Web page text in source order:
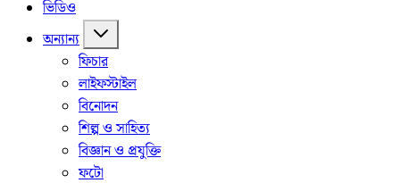
ভিডিও
অন্যান্য
ফিচার
লাইফস্টাইল
বিনোদন
শিল্প ও সাহিত্য
বিজ্ঞান ও প্রযুক্তি
ফটো